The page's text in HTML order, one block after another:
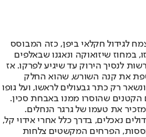
הפך הצמח לגידול חקלאי ביפן, כזה המבוסס
במחוז שיזואוקה ונאגנו שבאלפים
לנסיך הירוק עד שיגיע לפרקו. אז
את קנה השורש, שהוא החלק
רק כתר גבעולים לראשו, ועל גופו
שהוסרו ממנו באבחת סכין.
את טעמו של גרגר הנחלים.
נאכלים, בדרך כלל אחרי אידוי קל,
הפרחים המקשטים צלחות